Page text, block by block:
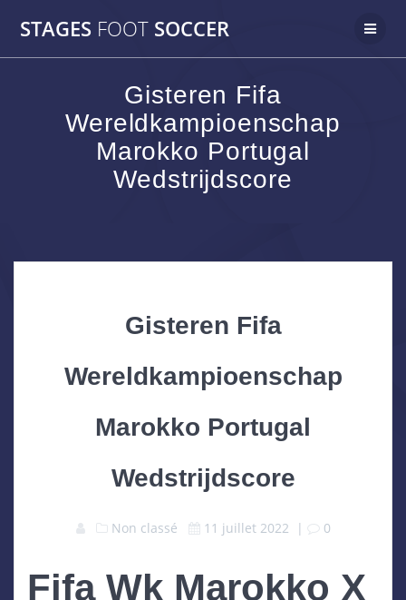
to
STAGES FOOT SOCCER
Gisteren Fifa
Wereldkampioenschap
Marokko Portugal
Wedstrijdscore
Gisteren Fifa
Wereldkampioenschap
Marokko Portugal
Wedstrijdscore
Non classé 11 juillet 2022 | 0
Fifa Wk Marokko X